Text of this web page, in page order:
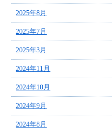
2025年8月
2025年7月
2025年3月
2024年11月
2024年10月
2024年9月
2024年8月